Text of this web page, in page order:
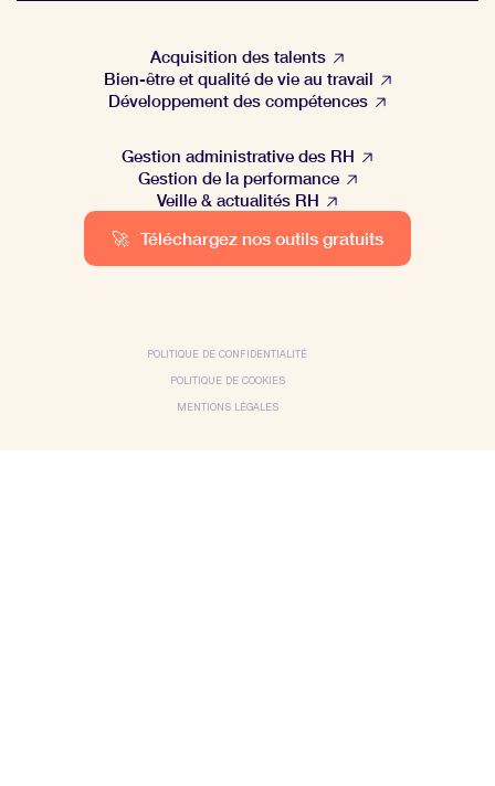
Acquisition des talents
Bien-être et qualité de vie au travail
Développement des compétences
Gestion administrative des RH
Gestion de la performance
Veille & actualités RH
🚀 Téléchargez nos outils gratuits
POLITIQUE DE CONFIDENTIALITÉ
POLITIQUE DE COOKIES
MENTIONS LÉGALES